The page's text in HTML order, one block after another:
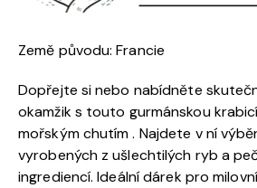
Země původu: Francie
Dopřejte si nebo nabídněte
okamžik s touto gurmánskou
mořským chutím . Najdete v ní
vyrobených z ušlechtilých ryb a
ingrediencí. Ideální dárek pro